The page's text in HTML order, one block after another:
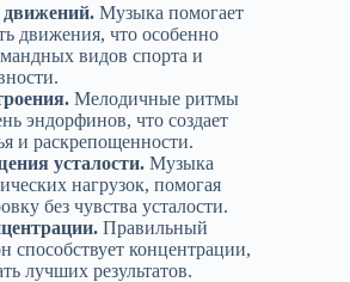
Музыка помогает
движения, что особенно
видов спорта и
Мелодичные ритмы
эндорфинов, что создает
и раскрепощенности.
усталости. Музыка
нагрузок, помогая
без чувства усталости.
Правильный
способствует концентрации,
лучших результатов.